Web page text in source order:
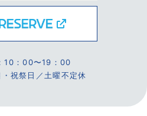
10：00〜19：00
祝祭日／土曜不定休